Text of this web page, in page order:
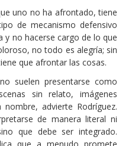
uno no ha afrontado, tiene
de mecanismo defensivo
y no hacerse cargo de lo que
no todo es alegría; sin
que afrontar las cosas.
suelen presentarse como
sin relato, imágenes
advierte Rodríguez.
de manera literal ni
que debe ser integrado.